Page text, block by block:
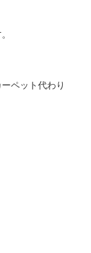
ペット代わり